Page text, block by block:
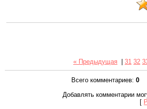
« Предыдущая 31 32
Всего комментариев: 0
Добавлять комментарии
[